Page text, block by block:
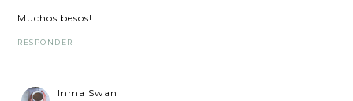
Muchos besos!
RESPONDER
Inma Swan